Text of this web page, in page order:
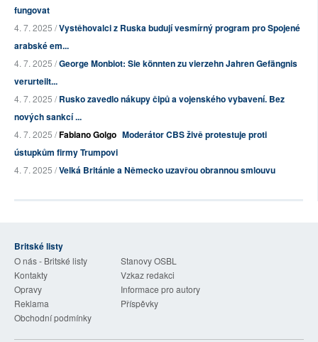
fungovat
4. 7. 2025 /Vystěhovalci z Ruska budují vesmírný program pro Spojené
arabské em...
4. 7. 2025 /George Monbiot: Sie könnten zu vierzehn Jahren Gefängnis
verurteilt...
4. 7. 2025 /Rusko zavedlo nákupy čipů a vojenského vybavení. Bez
nových sankcí ...
4. 7. 2025 /Fabiano Golgo Moderátor CBS živě protestuje proti
ústupkům firmy Trumpovi
4. 7. 2025 /Velká Británie a Německo uzavřou obrannou smlouvu
Britské listy
O nás - Britské listy
Stanovy OSBL
Kontakty
Vzkaz redakci
Opravy
Informace pro autory
Reklama
Příspěvky
Obchodní podmínky